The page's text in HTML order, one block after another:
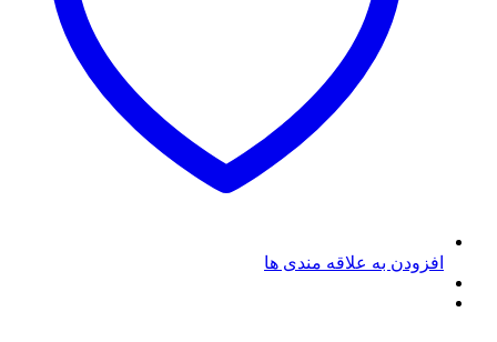
افزودن به علاقه مندی ها